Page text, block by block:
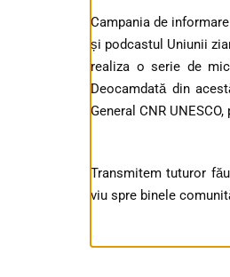
Campania de
și podcastul Uniunii
realiza o serie de
Deocamdată din
General CNR
Transmitem tuturor
viu spre binele